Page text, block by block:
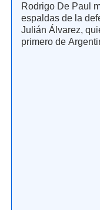
Rodrigo De Paul
espaldas de la
Julián Álvarez,
primero de